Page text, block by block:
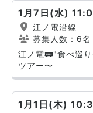
1月7日(水)
江ノ電沿線
募集人数：6名
江ノ電🚃"食べ巡
ツアー〜
1月1日(木)